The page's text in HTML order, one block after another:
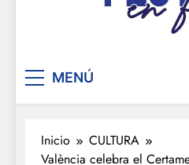
De
MENÚ
Inicio
CULTURA
València celebra el